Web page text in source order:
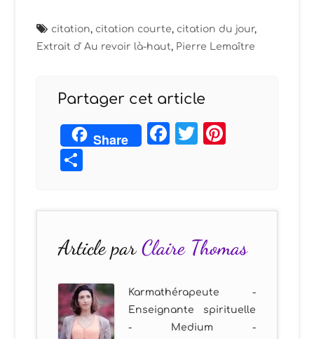
citation, citation courte, citation du jour,
Extrait d' Au revoir là-haut, Pierre Lemaître
Partager cet article
Share Facebook
Twitter
Article parClaire Thomas
Karmathérapeute -
Enseignante spirituelle
- Medium -